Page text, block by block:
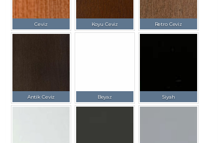
Ceviz Koyu Ceviz Retro Ceviz
Antik Ceviz Beyaz Siyah